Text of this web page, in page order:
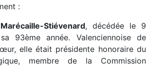
:
Stiévenard, décédée le 9
93ème année. Valenciennoise de
elle était présidente honoraire du
membre de la Commission